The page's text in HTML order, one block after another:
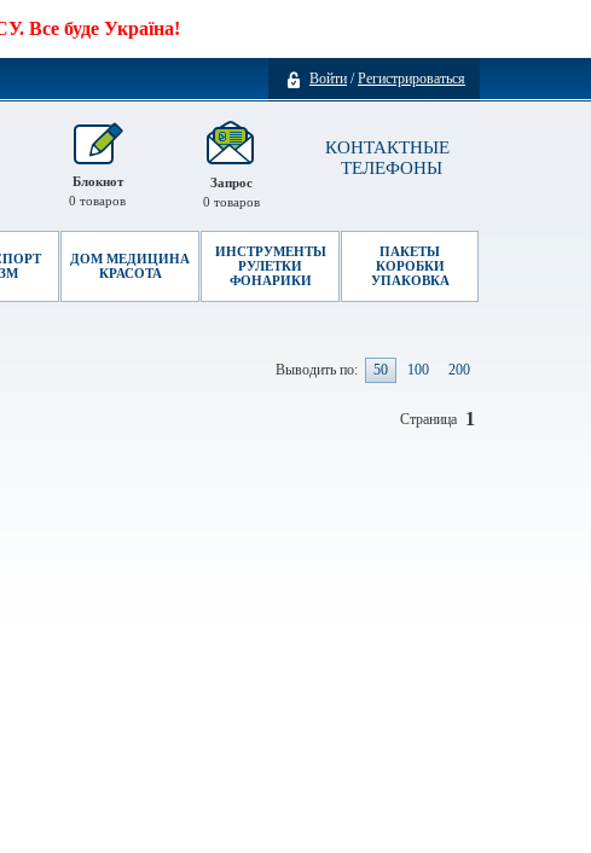
Все буде Україна!
Войти /Регистрироваться
КОНТАКТНЫЕ
ТЕЛЕФОНЫ
Запрос
0 товаров
Блокнот
0 товаров
ДОМ МЕДИЦИНА
КРАСОТА
ИНСТРУМЕНТЫ
РУЛЕТКИ
ФОНАРИКИ
ПАКЕТЫ
КОРОБКИ
УПАКОВКА
Выводить по: 50 100 200
1
Страница